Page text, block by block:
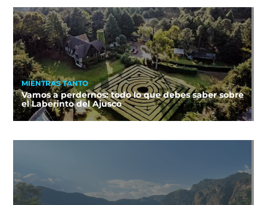
MIENTRAS TANTO
Vamos a perdernos: todo lo que debes saber sobre
el Laberinto del Ajusco